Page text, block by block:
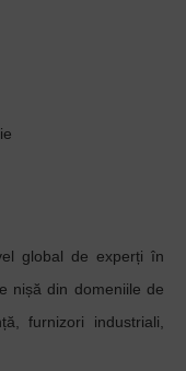
global de experți în
nișă din domeniile de
furnizori industriali,